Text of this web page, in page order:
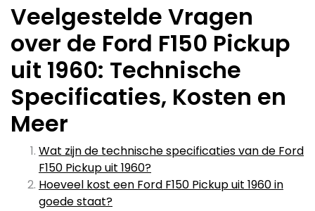
Veelgestelde Vragen
over de Ford F150 Pickup
uit 1960: Technische
Specificaties, Kosten en
Meer
Wat zijn de technische specificaties van de Ford
F150 Pickup uit 1960?
Hoeveel kost een Ford F150 Pickup uit 1960 in
goede staat?